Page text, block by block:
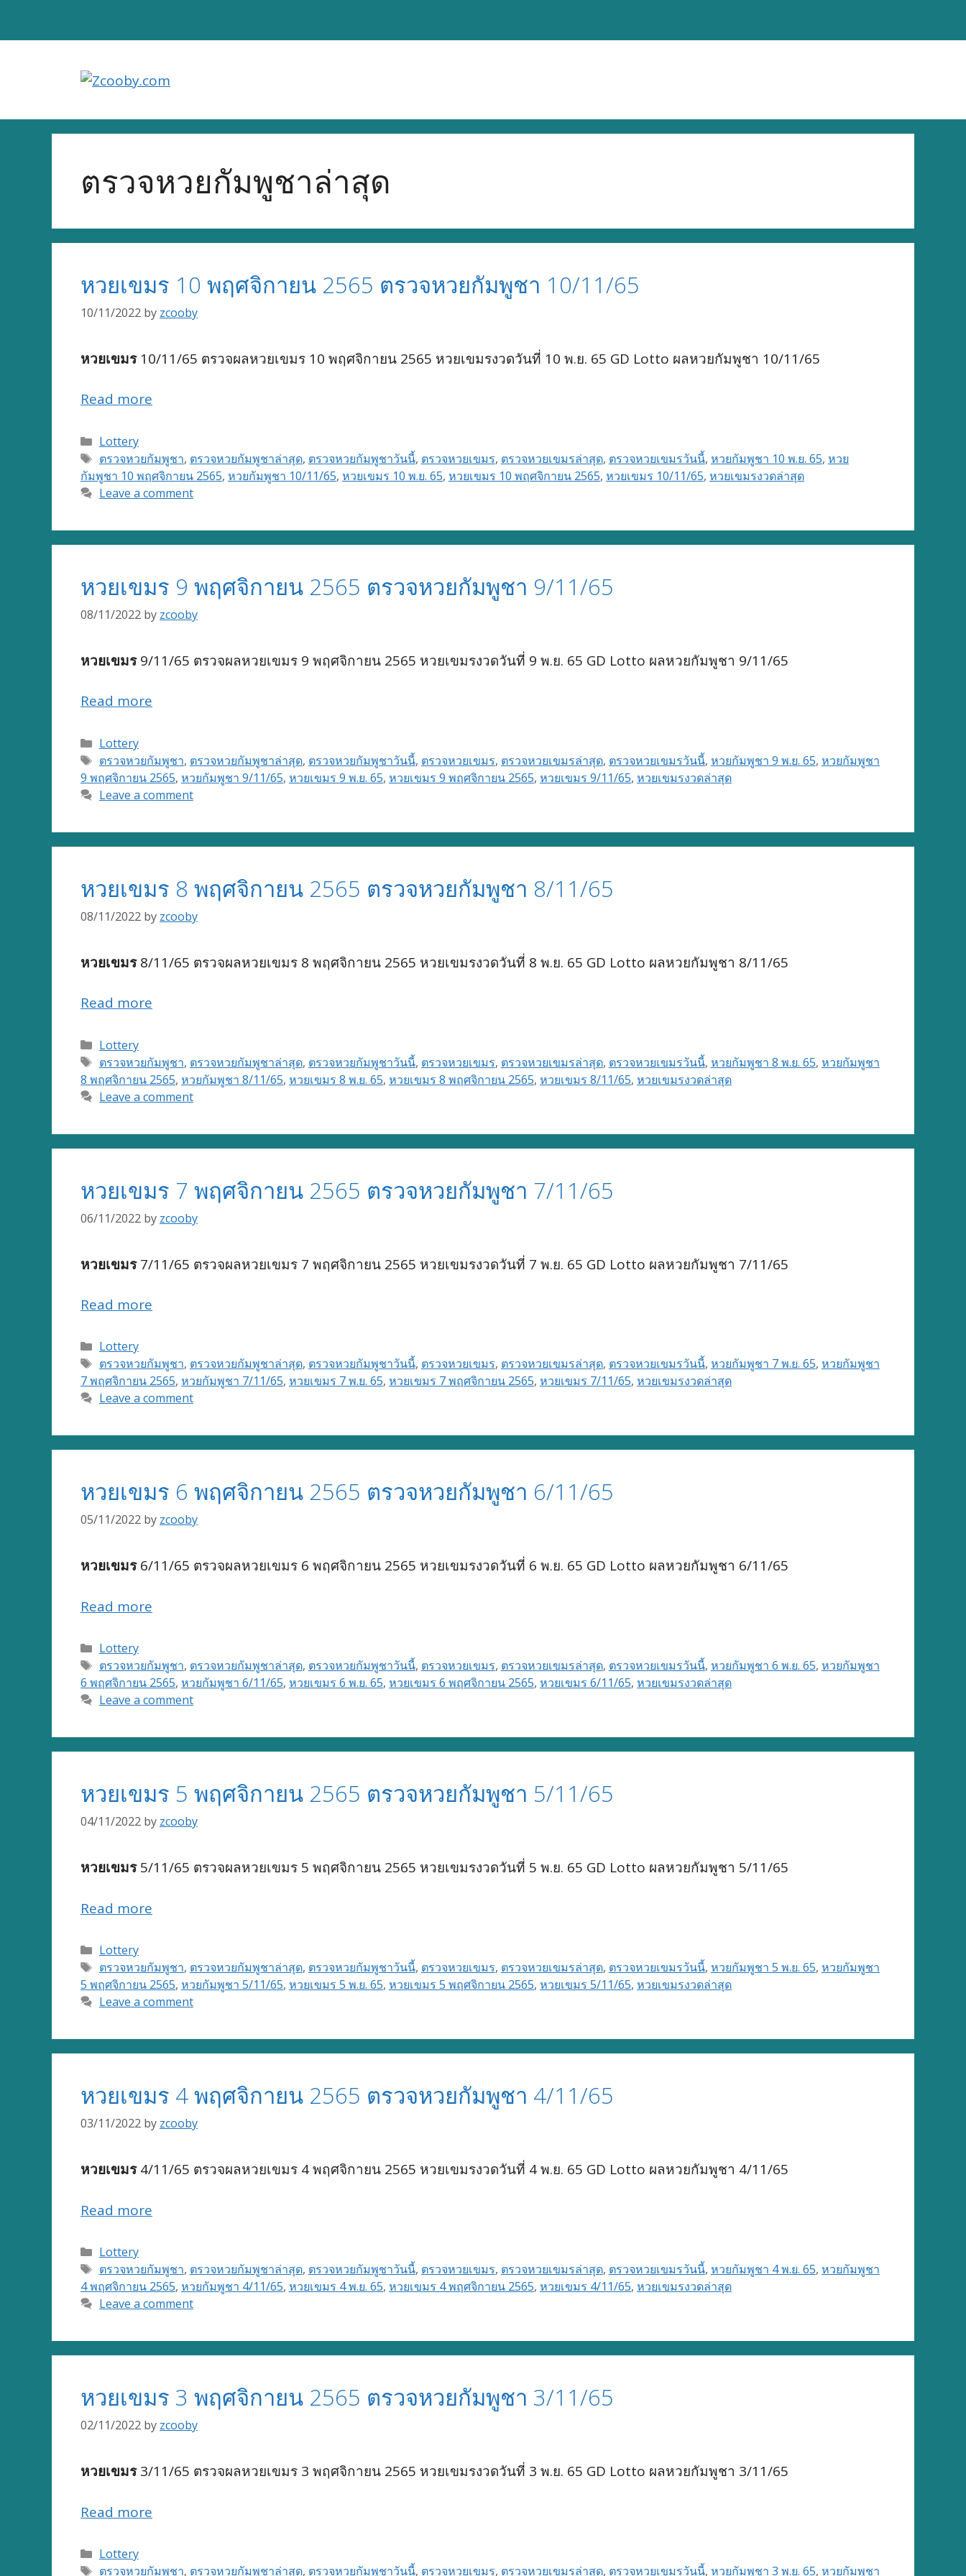
ตรวจหวยกัมพูชาล่าสุด
หวยเขมร 10 พฤศจิกายน 2565 ตรวจหวยกัมพูชา 10/11/65
10/11/2022 by zcooby
หวยเขมร10/11/65 ตรวจผลหวยเขมร 10 พฤศจิกายน 2565 หวยเขมรงวดวันที่ 10 พ.ย. 65 GD Lotto ผลหวยกัมพูชา 10/11/65
Read more
Categories
Lottery
Tags
ตรวจหวยกัมพูชา, ตรวจหวยกัมพูชาล่าสุด, ตรวจหวยกัมพูชาวันนี้, ตรวจหวยเขมร, ตรวจหวยเขมรล่าสุด, ตรวจหวยเขมรวันนี้, หวยกัมพูชา 10 พ.ย. 65, หวย
กัมพูชา 10 พฤศจิกายน 2565, หวยกัมพูชา 10/11/65, หวยเขมร 10 พ.ย. 65, หวยเขมร 10 พฤศจิกายน 2565, หวยเขมร 10/11/65, หวยเขมรงวดล่าสุด
Leave a comment
หวยเขมร 9 พฤศจิกายน 2565 ตรวจหวยกัมพูชา 9/11/65
08/11/2022 by zcooby
หวยเขมร9/11/65 ตรวจผลหวยเขมร 9 พฤศจิกายน 2565 หวยเขมรงวดวันที่ 9 พ.ย. 65 GD Lotto ผลหวยกัมพูชา 9/11/65
Read more
Categories
Lottery
Tags
ตรวจหวยกัมพูชา, ตรวจหวยกัมพูชาล่าสุด, ตรวจหวยกัมพูชาวันนี้, ตรวจหวยเขมร, ตรวจหวยเขมรล่าสุด, ตรวจหวยเขมรวันนี้, หวยกัมพูชา 9 พ.ย. 65, หวยกัมพูชา
9 พฤศจิกายน 2565, หวยกัมพูชา 9/11/65, หวยเขมร 9 พ.ย. 65, หวยเขมร 9 พฤศจิกายน 2565, หวยเขมร 9/11/65, หวยเขมรงวดล่าสุด
Leave a comment
หวยเขมร 8 พฤศจิกายน 2565 ตรวจหวยกัมพูชา 8/11/65
08/11/2022 by zcooby
หวยเขมร8/11/65 ตรวจผลหวยเขมร 8 พฤศจิกายน 2565 หวยเขมรงวดวันที่ 8 พ.ย. 65 GD Lotto ผลหวยกัมพูชา 8/11/65
Read more
Categories
Lottery
Tags
ตรวจหวยกัมพูชา, ตรวจหวยกัมพูชาล่าสุด, ตรวจหวยกัมพูชาวันนี้, ตรวจหวยเขมร, ตรวจหวยเขมรล่าสุด, ตรวจหวยเขมรวันนี้, หวยกัมพูชา 8 พ.ย. 65, หวยกัมพูชา
8 พฤศจิกายน 2565, หวยกัมพูชา 8/11/65, หวยเขมร 8 พ.ย. 65, หวยเขมร 8 พฤศจิกายน 2565, หวยเขมร 8/11/65, หวยเขมรงวดล่าสุด
Leave a comment
หวยเขมร 7 พฤศจิกายน 2565 ตรวจหวยกัมพูชา 7/11/65
06/11/2022 by zcooby
หวยเขมร7/11/65 ตรวจผลหวยเขมร 7 พฤศจิกายน 2565 หวยเขมรงวดวันที่ 7 พ.ย. 65 GD Lotto ผลหวยกัมพูชา 7/11/65
Read more
Categories
Lottery
Tags
ตรวจหวยกัมพูชา, ตรวจหวยกัมพูชาล่าสุด, ตรวจหวยกัมพูชาวันนี้, ตรวจหวยเขมร, ตรวจหวยเขมรล่าสุด, ตรวจหวยเขมรวันนี้, หวยกัมพูชา 7 พ.ย. 65, หวยกัมพูชา
7 พฤศจิกายน 2565, หวยกัมพูชา 7/11/65, หวยเขมร 7 พ.ย. 65, หวยเขมร 7 พฤศจิกายน 2565, หวยเขมร 7/11/65, หวยเขมรงวดล่าสุด
Leave a comment
หวยเขมร 6 พฤศจิกายน 2565 ตรวจหวยกัมพูชา 6/11/65
05/11/2022 by zcooby
หวยเขมร6/11/65 ตรวจผลหวยเขมร 6 พฤศจิกายน 2565 หวยเขมรงวดวันที่ 6 พ.ย. 65 GD Lotto ผลหวยกัมพูชา 6/11/65
Read more
Categories
Lottery
Tags
ตรวจหวยกัมพูชา, ตรวจหวยกัมพูชาล่าสุด, ตรวจหวยกัมพูชาวันนี้, ตรวจหวยเขมร, ตรวจหวยเขมรล่าสุด, ตรวจหวยเขมรวันนี้, หวยกัมพูชา 6 พ.ย. 65, หวยกัมพูชา
6 พฤศจิกายน 2565, หวยกัมพูชา 6/11/65, หวยเขมร 6 พ.ย. 65, หวยเขมร 6 พฤศจิกายน 2565, หวยเขมร 6/11/65, หวยเขมรงวดล่าสุด
Leave a comment
หวยเขมร 5 พฤศจิกายน 2565 ตรวจหวยกัมพูชา 5/11/65
04/11/2022 by zcooby
หวยเขมร5/11/65 ตรวจผลหวยเขมร 5 พฤศจิกายน 2565 หวยเขมรงวดวันที่ 5 พ.ย. 65 GD Lotto ผลหวยกัมพูชา 5/11/65
Read more
Categories
Lottery
Tags
ตรวจหวยกัมพูชา, ตรวจหวยกัมพูชาล่าสุด, ตรวจหวยกัมพูชาวันนี้, ตรวจหวยเขมร, ตรวจหวยเขมรล่าสุด, ตรวจหวยเขมรวันนี้, หวยกัมพูชา 5 พ.ย. 65, หวยกัมพูชา
5 พฤศจิกายน 2565, หวยกัมพูชา 5/11/65, หวยเขมร 5 พ.ย. 65, หวยเขมร 5 พฤศจิกายน 2565, หวยเขมร 5/11/65, หวยเขมรงวดล่าสุด
Leave a comment
หวยเขมร 4 พฤศจิกายน 2565 ตรวจหวยกัมพูชา 4/11/65
03/11/2022 by zcooby
หวยเขมร4/11/65 ตรวจผลหวยเขมร 4 พฤศจิกายน 2565 หวยเขมรงวดวันที่ 4 พ.ย. 65 GD Lotto ผลหวยกัมพูชา 4/11/65
Read more
Categories
Lottery
Tags
ตรวจหวยกัมพูชา, ตรวจหวยกัมพูชาล่าสุด, ตรวจหวยกัมพูชาวันนี้, ตรวจหวยเขมร, ตรวจหวยเขมรล่าสุด, ตรวจหวยเขมรวันนี้, หวยกัมพูชา 4 พ.ย. 65, หวยกัมพูชา
4 พฤศจิกายน 2565, หวยกัมพูชา 4/11/65, หวยเขมร 4 พ.ย. 65, หวยเขมร 4 พฤศจิกายน 2565, หวยเขมร 4/11/65, หวยเขมรงวดล่าสุด
Leave a comment
หวยเขมร 3 พฤศจิกายน 2565 ตรวจหวยกัมพูชา 3/11/65
02/11/2022 by zcooby
หวยเขมร3/11/65 ตรวจผลหวยเขมร 3 พฤศจิกายน 2565 หวยเขมรงวดวันที่ 3 พ.ย. 65 GD Lotto ผลหวยกัมพูชา 3/11/65
Read more
Categories
Lottery
Tags
ตรวจหวยกัมพูชา, ตรวจหวยกัมพูชาล่าสุด, ตรวจหวยกัมพูชาวันนี้, ตรวจหวยเขมร, ตรวจหวยเขมรล่าสุด, ตรวจหวยเขมรวันนี้, หวยกัมพูชา 3 พ.ย. 65, หวยกัมพูชา